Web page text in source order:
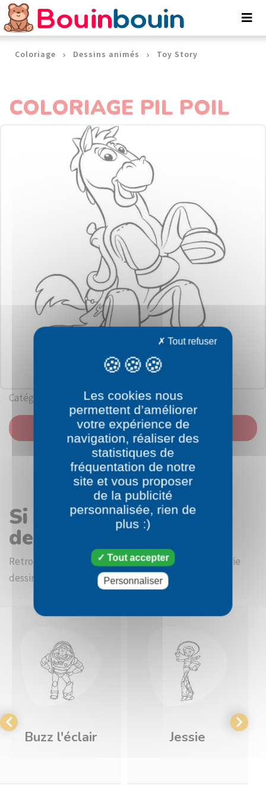
Coloriage Dessins animés Toy Story
COLORIAGE PIL POIL
Catégorie: Toy Story
IMPRIMER
Si vous avez aimé le
dessin Pil Poil
Retrouvez d'autres images à colorier dans la catégorie
dessin Toy Story
Buzz l'éclair Jessie
Panneau de gestion des cookies
Les cookies nous
permettent d’améliorer
votre expérience de
navigation, réaliser des
statistiques de
fréquentation de notre
site et vous proposer
de la publicité
personnalisée, rien de
plus :)
Tout accepter
Tout refuser
Personnaliser